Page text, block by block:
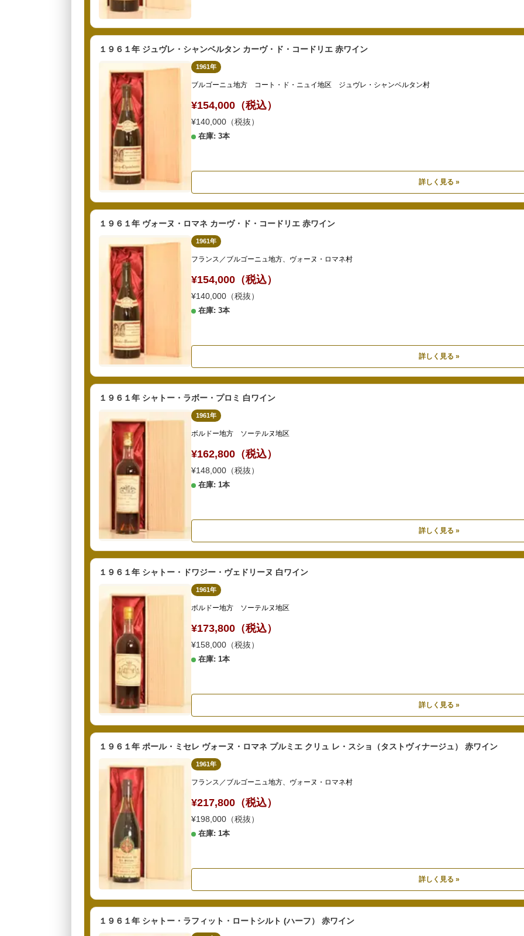
１９６１年 ジュヴレ・シャンベルタン カーヴ・ド・コードリエ 赤ワイン
1961年
ブルゴーニュ地方 コート・ド・ニュイ地区 ジュヴレ・シャンベルタン村
¥154,000（税込）
¥140,000（税抜）
在庫: 3本
詳しく見る »
１９６１年 ヴォーヌ・ロマネ カーヴ・ド・コードリエ 赤ワイン
1961年
フランス／ブルゴーニュ地方、ヴォーヌ・ロマネ村
¥154,000（税込）
¥140,000（税抜）
在庫: 3本
詳しく見る »
１９６１年 シャトー・ラボー・プロミ 白ワイン
1961年
ボルドー地方 ソーテルヌ地区
¥162,800（税込）
¥148,000（税抜）
在庫: 1本
詳しく見る »
１９６１年 シャトー・ドワジー・ヴェドリーヌ 白ワイン
1961年
ボルドー地方 ソーテルヌ地区
¥173,800（税込）
¥158,000（税抜）
在庫: 1本
詳しく見る »
１９６１年 ポール・ミセレ ヴォーヌ・ロマネ プルミエ クリュ レ・スショ（タストヴィナージュ） 赤ワイン
1961年
フランス／ブルゴーニュ地方、ヴォーヌ・ロマネ村
¥217,800（税込）
¥198,000（税抜）
在庫: 1本
詳しく見る »
１９６１年 シャトー・ラフィット・ロートシルト (ハーフ） 赤ワイン